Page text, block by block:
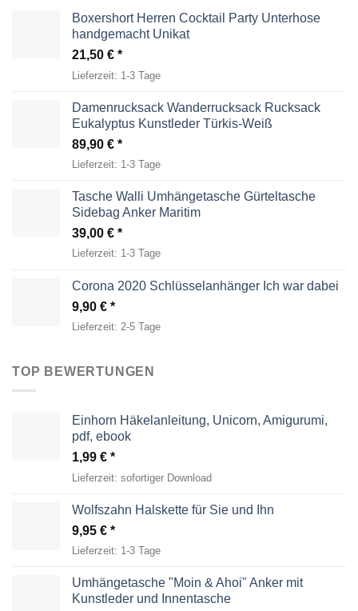
Boxershort Herren Cocktail Party Unterhose
handgemacht Unikat
21,50 €
Lieferzeit: 1-3 Tage
Damenrucksack Wanderrucksack Rucksack
Eukalyptus Kunstleder Türkis-Weiß
89,90 €
Lieferzeit: 1-3 Tage
Tasche Walli Umhängetasche Gürteltasche
Sidebag Anker Maritim
39,00 €
Lieferzeit: 1-3 Tage
Corona 2020 Schlüsselanhänger Ich war dabei
9,90 €
Lieferzeit: 2-5 Tage
TOP BEWERTUNGEN
Einhorn Häkelanleitung, Unicorn, Amigurumi,
pdf, ebook
1,99 €
Lieferzeit: sofortiger Download
Wolfszahn Halskette für Sie und Ihn
9,95 €
Lieferzeit: 1-3 Tage
Umhängetasche "Moin & Ahoi" Anker mit
Kunstleder und Innentasche